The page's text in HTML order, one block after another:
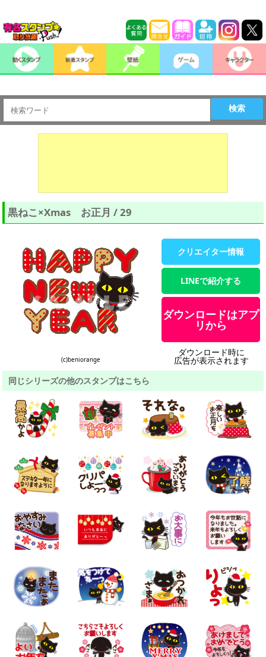
検索
黒ねこ×Xmas お正月 / 29
(c)beniorange
クリエイター情報
LINEで紹介する
ダウンロードはアプ
リから
ダウンロード時に
広告が表示されます
同じシリーズの他のスタンプはこちら